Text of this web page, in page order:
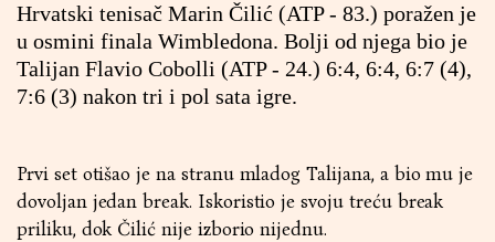
Hrvatski tenisač Marin Čilić (ATP - 83.) poražen je
u osmini finala Wimbledona. Bolji od njega bio je
Talijan Flavio Cobolli (ATP - 24.) 6:4, 6:4, 6:7 (4),
7:6 (3) nakon tri i pol sata igre.
Prvi set otišao je na stranu mladog Talijana, a bio mu je
dovoljan jedan break. Iskoristio je svoju treću break
priliku, dok Čilić nije izborio nijednu.